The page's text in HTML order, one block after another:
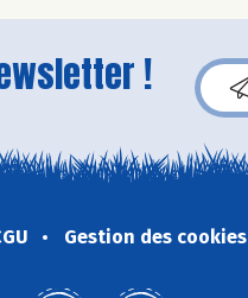
!
Gestion des cookies